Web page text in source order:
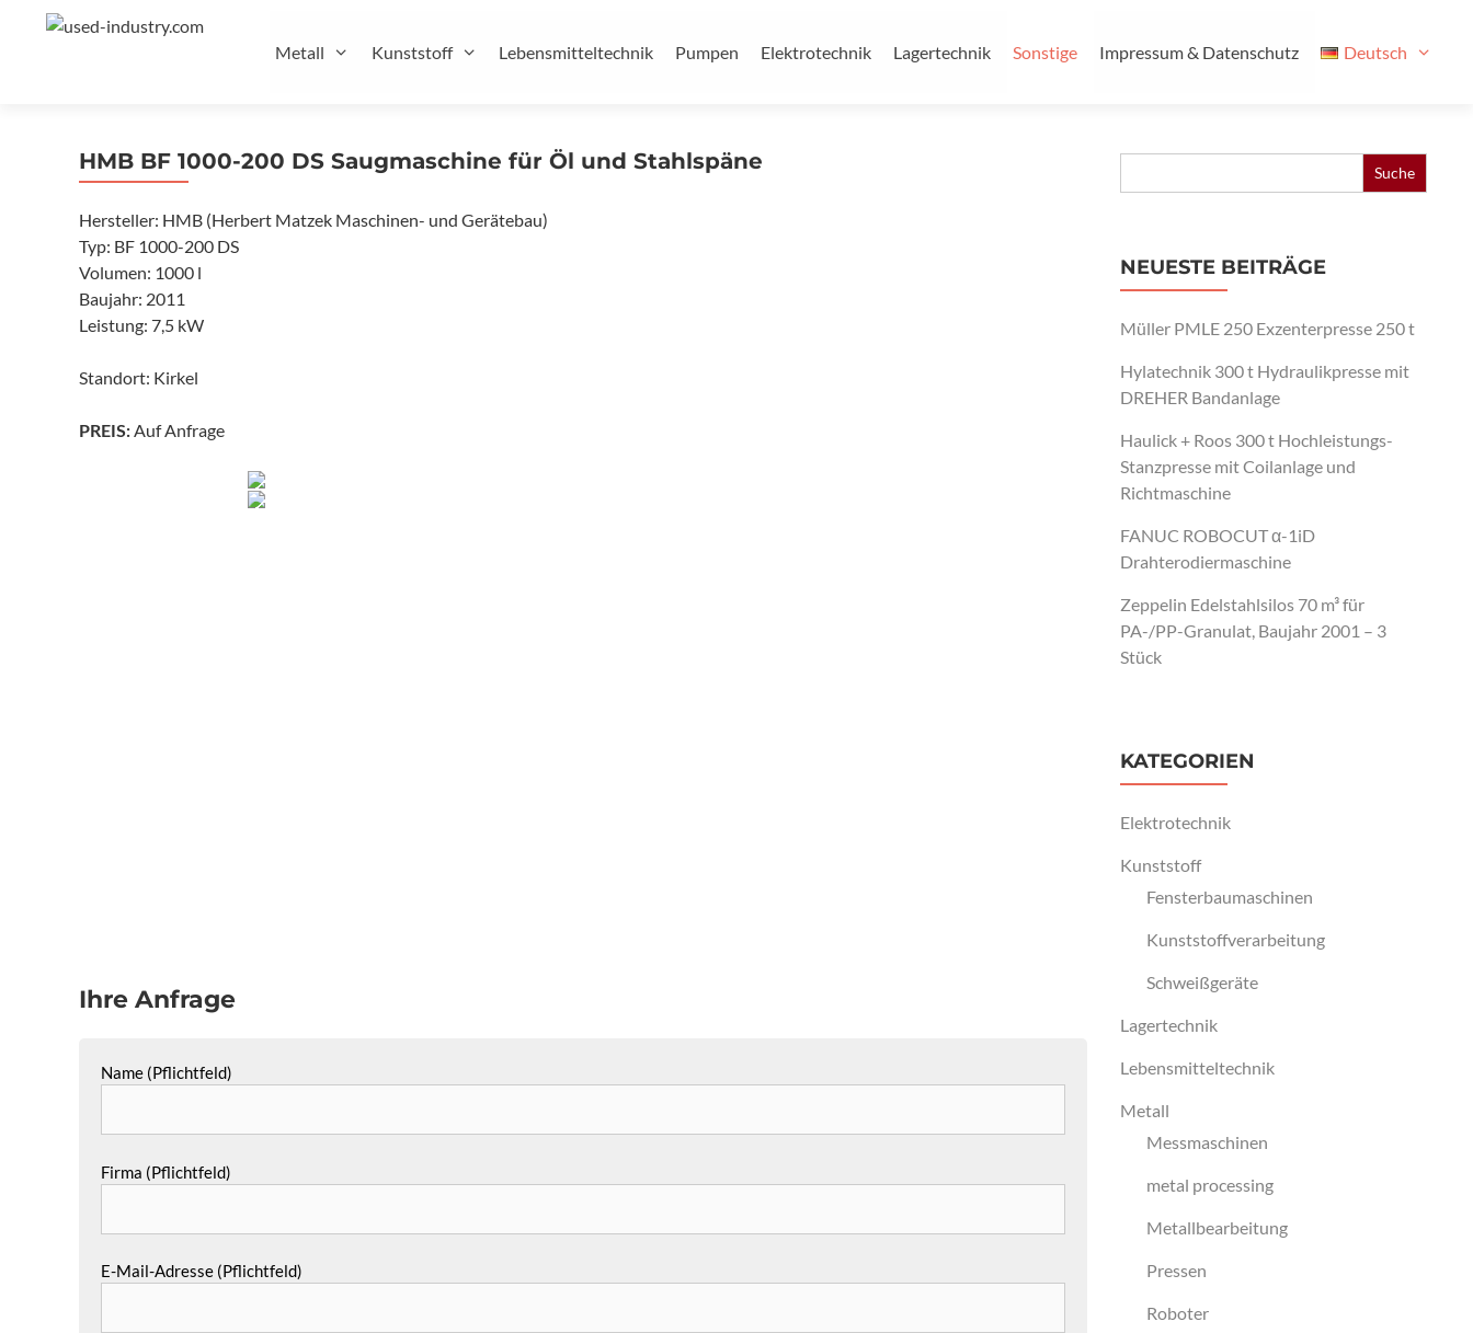
Metall Kunststoff Lebensmitteltechnik Pumpen Elektrotechnik Lagertechnik Sonstige Impressum & Datenschutz Deutsch
HMB BF 1000-200 DS Saugmaschine für Öl und Stahlspäne
Hersteller: HMB (Herbert Matzek Maschinen- und Gerätebau)
Typ: BF 1000-200 DS
Volumen: 1000 l
Baujahr: 2011
Leistung: 7,5 kW
Standort: Kirkel
PREIS:Auf Anfrage
Ihre Anfrage
Name (Pflichtfeld)
Firma (Pflichtfeld)
E-Mail-Adresse (Pflichtfeld)
Search
NEUESTE BEITRÄGE
Müller PMLE 250 Exzenterpresse 250 t
Hylatechnik 300 t Hydraulikpresse mit
DREHER Bandanlage
Haulick + Roos 300 t Hochleistungs-
Stanzpresse mit Coilanlage und
Richtmaschine
FANUC ROBOCUT α-1iD
Drahterodiermaschine
Zeppelin Edelstahlsilos 70 m³ für
PA-/PP-Granulat, Baujahr 2001 – 3
Stück
KATEGORIEN
Elektrotechnik
Kunststoff
Fensterbaumaschinen
Kunststoffverarbeitung
Schweißgeräte
Lagertechnik
Lebensmitteltechnik
Metall
Messmaschinen
metal processing
Metallbearbeitung
Pressen
Roboter